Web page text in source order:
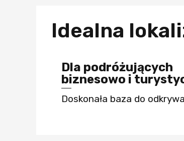
Idealna
Dla podróżujących
biznesowo i
Doskonała baza do